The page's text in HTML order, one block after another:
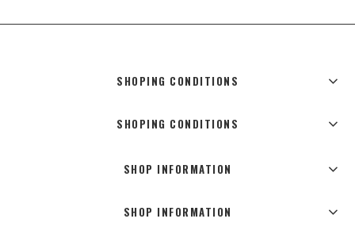
SHOPING CONDITIONS
SHOPING CONDITIONS
SHOP INFORMATION
SHOP INFORMATION